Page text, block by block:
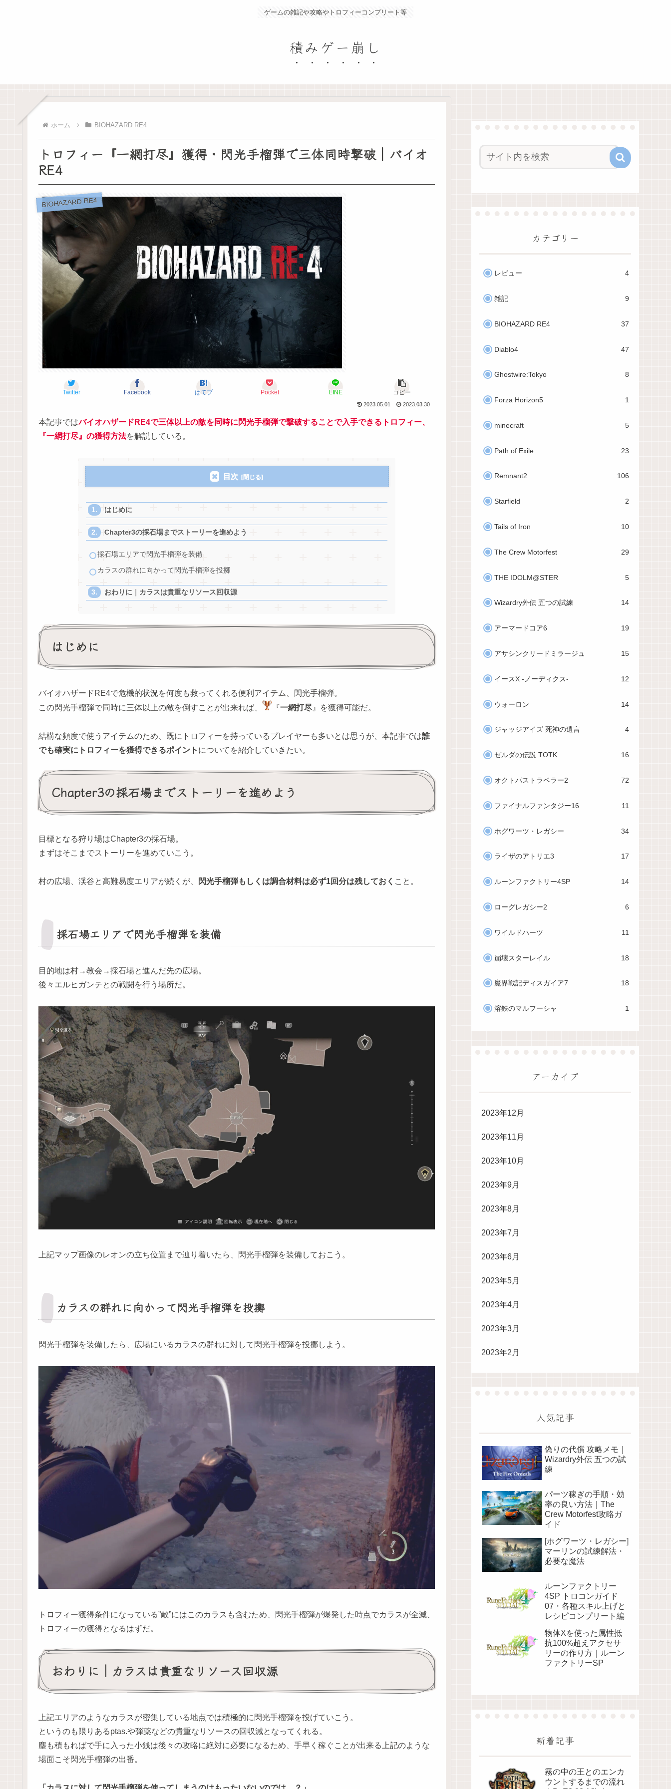
ゲームの雑記や攻略やトロフィーコンプリート等
積みゲー崩し
ホーム BIOHAZARD RE4
トロフィー『一網打尽』獲得・閃光手榴弾で三体同時撃破｜バイオ
RE4
BIOHAZARD RE4
Twitter Facebook はてブ Pocket LINE コピー
2023.05.01 2023.03.30
本記事ではバイオハザードRE4で三体以上の敵を同時に閃光手榴弾で撃破することで入手できるトロフィー、
『一網打尽』の獲得方法を解説している。
目次
はじめに
Chapter3の採石場までストーリーを進めよう
採石場エリアで閃光手榴弾を装備
カラスの群れに向かって閃光手榴弾を投擲
おわりに｜カラスは貴重なリソース回収源
はじめに
バイオハザードRE4で危機的状況を何度も救ってくれる便利アイテム、閃光手榴弾。
この閃光手榴弾で同時に三体以上の敵を倒すことが出来れば、
『一網打尽 』を獲得可能だ。
結構な頻度で使うアイテムのため、既にトロフィーを持っているプレイヤーも多いとは思うが、本記事では誰
でも確実にトロフィーを獲得できるポイント についてを紹介していきたい。
Chapter3の採石場までストーリーを進めよう
目標となる狩り場はChapter3の採石場。
まずはそこまでストーリーを進めていこう。
村の広場、渓谷と高難易度エリアが続くが、 閃光手榴弾もしくは調合材料は必ず1回分は残しておく こと。
採石場エリアで閃光手榴弾を装備
目的地は村→教会→採石場と進んだ先の広場。
後々エルヒガンテとの戦闘を行う場所だ。
上記マップ画像のレオンの立ち位置まで辿り着いたら、閃光手榴弾を装備しておこう。
カラスの群れに向かって閃光手榴弾を投擲
閃光手榴弾を装備したら、広場にいるカラスの群れに対して閃光手榴弾を投擲しよう。
トロフィー獲得条件になっている”敵”にはこのカラスも含むため、閃光手榴弾が爆発した時点でカラスが全滅、
トロフィーの獲得となるはずだ。
おわりに｜カラスは貴重なリソース回収源
上記エリアのようなカラスが密集している地点では積極的に閃光手榴弾を投げていこう。
というのも限りあるptas.や弾薬などの貴重なリソースの回収減となってくれる。
塵も積もればで手に入った小銭は後々の攻略に絶対に必要になるため、手早く稼ぐことが出来る上記のような
場面こそ閃光手榴弾の出番。
カテゴリー
レビュー 4
雑記 9
BIOHAZARD RE4 37
Diablo4 47
Ghostwire:Tokyo 8
Forza Horizon5 1
minecraft 5
Path of Exile 23
Remnant2 106
Starfield 2
Tails of Iron 10
The Crew Motorfest 29
THE IDOLM@STER 5
Wizardry外伝 五つの試練 14
アーマードコア6 19
アサシンクリードミラージュ 15
イースX -ノーディクス- 12
ウォーロン 14
ジャッジアイズ 死神の遺言 4
ゼルダの伝説 TOTK 16
オクトパストラベラー2 72
ファイナルファンタジー16 11
ホグワーツ・レガシー 34
ライザのアトリエ3 17
ルーンファクトリー4SP 14
ローグレガシー2 6
ワイルドハーツ 11
崩壊スターレイル 18
魔界戦記ディスガイア7 18
溶鉄のマルフーシャ 1
アーカイブ
2023年12月
2023年11月
2023年10月
2023年9月
2023年8月
2023年7月
2023年6月
2023年5月
2023年4月
2023年3月
2023年2月
人気記事
偽りの代償 攻略メモ｜
Wizardry外伝 五つの試
練
パーツ稼ぎの手順・効
率の良い方法｜The
Crew Motorfest攻略ガ
イド
[ホグワーツ・レガシー]
マーリンの試練解法・
必要な魔法
ルーンファクトリー
4SP トロコンガイド
07・各種スキル上げと
レシピコンプリート編
物体Xを使った属性抵
抗100%超えアクセサ
リーの作り方｜ルーン
ファクトリーSP
新着記事
霧の中の王とのエンカ
ウントするまでの流れ